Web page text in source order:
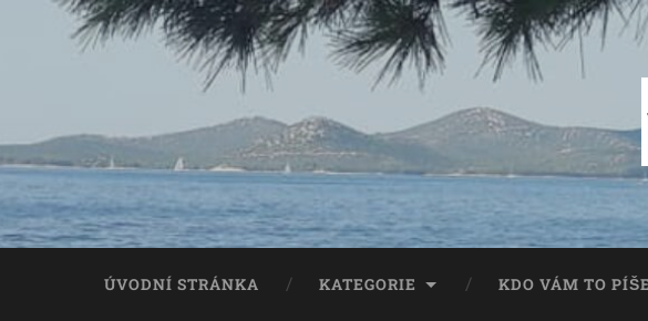
ÚVODNÍ STRÁNKA KATEGORIE KDO VÁM TO